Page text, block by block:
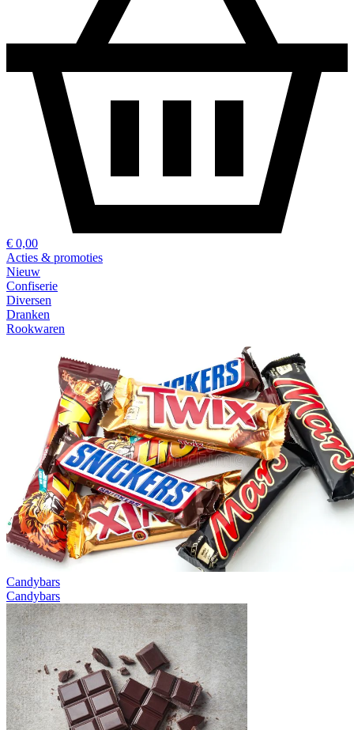
€ 0,00
Acties & promoties
Nieuw
Confiserie
Diversen
Dranken
Rookwaren
Candybars
Candybars